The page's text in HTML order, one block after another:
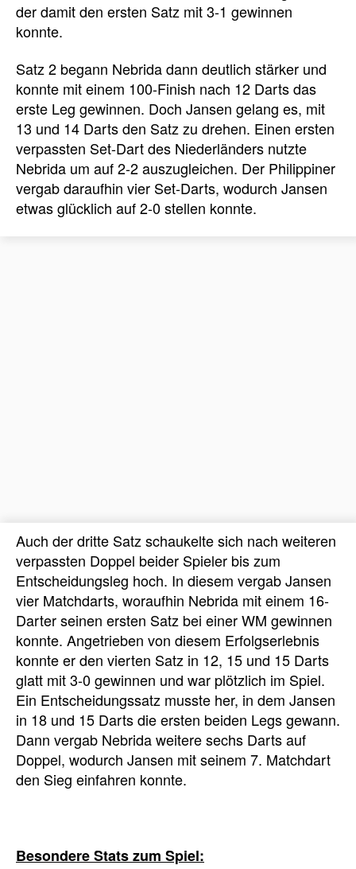
der damit den ersten Satz mit 3-1 gewinnen
konnte.
Satz 2 begann Nebrida dann deutlich stärker und
konnte mit einem 100-Finish nach 12 Darts das
erste Leg gewinnen. Doch Jansen gelang es, mit
13 und 14 Darts den Satz zu drehen. Einen ersten
verpassten Set-Dart des Niederländers nutzte
Nebrida um auf 2-2 auszugleichen. Der Philippiner
vergab daraufhin vier Set-Darts, wodurch Jansen
etwas glücklich auf 2-0 stellen konnte.
Auch der dritte Satz schaukelte sich nach weiteren
verpassten Doppel beider Spieler bis zum
Entscheidungsleg hoch. In diesem vergab Jansen
vier Matchdarts, woraufhin Nebrida mit einem 16-
Darter seinen ersten Satz bei einer WM gewinnen
konnte. Angetrieben von diesem Erfolgserlebnis
konnte er den vierten Satz in 12, 15 und 15 Darts
glatt mit 3-0 gewinnen und war plötzlich im Spiel.
Ein Entscheidungssatz musste her, in dem Jansen
in 18 und 15 Darts die ersten beiden Legs gewann.
Dann vergab Nebrida weitere sechs Darts auf
Doppel, wodurch Jansen mit seinem 7. Matchdart
den Sieg einfahren konnte.
Besondere Stats zum Spiel: